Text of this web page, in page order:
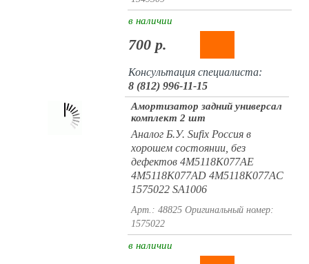
в наличии
700 р.
Консультация специалиста:
8 (812) 996-11-15
Амортизатор задний универсал
комплект 2 шт
Аналог Б.У. Sufix Россия в
хорошем состоянии, без
дефектов 4M5118K077AE
4M5118K077AD 4M5118K077AC
1575022 SA1006
Арт.: 48825 Оригинальный номер:
1575022
в наличии